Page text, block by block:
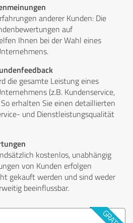
anderer Kunden: Die
auf
Ihnen bei der Wahl eines
die gesamte Leistung eines
(z.B. Kundenservice,
erhalten Sie einen detaillierten
und Dienstleistungsqualität
kostenlos, unabhängig
von Kunden erfolgen
gekauft werden und sind weder
beeinflussbar.